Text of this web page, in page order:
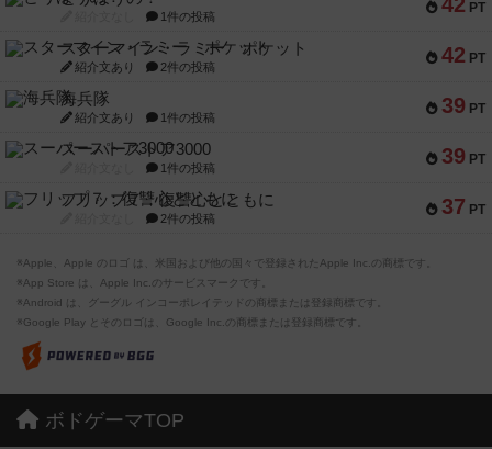
PT
1件の投稿
42 PT
スターマイン・ラミー ポケット
紹介文あり 2件の投稿
39 PT
海兵隊
紹介文あり 1件の投稿
39 PT
スーパーストア3000
1件の投稿
37 PT
フリップ７：復讐心とともに
2件の投稿
※Apple、Apple のロゴ は、米国および他の国々で登録されたApple Inc.の商標です。
※App Store は、Apple Inc.のサービスマークです。
※Android は、グーグル インコーポレイテッドの商標または登録商標です。
※Google Play とそのロゴは、Google Inc.の商標または登録商標です。
ボドゲーマTOP